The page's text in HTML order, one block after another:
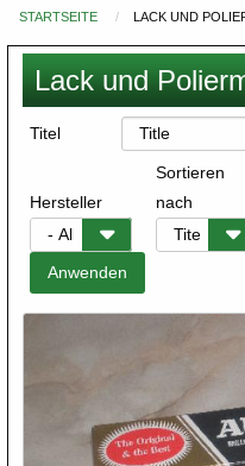
Du
bist
hier
STARTSEITE LACK UND
Lack und
Titel
Hersteller
Sortieren
nach